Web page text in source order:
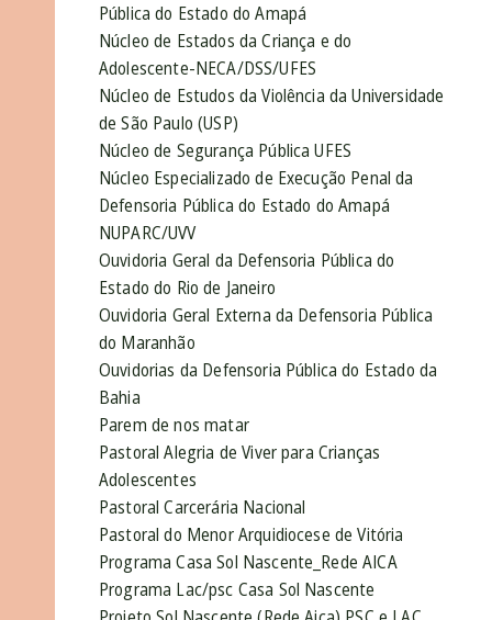
Pública do Estado do Amapá
Núcleo de Estados da Criança e do
Adolescente-NECA/DSS/UFES
Núcleo de Estudos da Violência da Universidade
de São Paulo (USP)
Núcleo de Segurança Pública UFES
Núcleo Especializado de Execução Penal da
Defensoria Pública do Estado do Amapá
NUPARC/UVV
Ouvidoria Geral da Defensoria Pública do
Estado do Rio de Janeiro
Ouvidoria Geral Externa da Defensoria Pública
do Maranhão
Ouvidorias da Defensoria Pública do Estado da
Bahia
Parem de nos matar
Pastoral Alegria de Viver para Crianças
Adolescentes
Pastoral Carcerária Nacional
Pastoral do Menor Arquidiocese de Vitória
Programa Casa Sol Nascente_Rede AICA
Programa Lac/psc Casa Sol Nascente